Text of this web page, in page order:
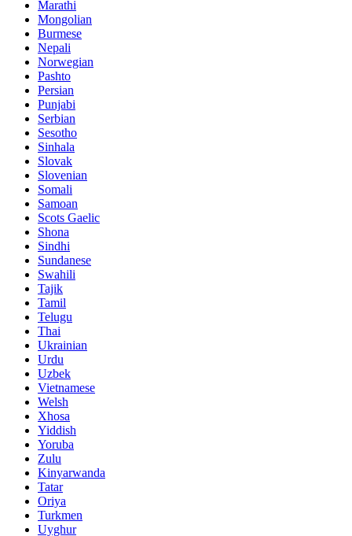
Marathi
Mongolian
Burmese
Nepali
Norwegian
Pashto
Persian
Punjabi
Serbian
Sesotho
Sinhala
Slovak
Slovenian
Somali
Samoan
Scots Gaelic
Shona
Sindhi
Sundanese
Swahili
Tajik
Tamil
Telugu
Thai
Ukrainian
Urdu
Uzbek
Vietnamese
Welsh
Xhosa
Yiddish
Yoruba
Zulu
Kinyarwanda
Tatar
Oriya
Turkmen
Uyghur